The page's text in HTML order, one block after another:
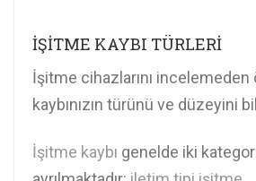
İŞİTME KAYBI TÜRLERİ
İşitme cihazlarını
kaybınızın türünü ve düzeyini
İşitme kaybı genelde iki